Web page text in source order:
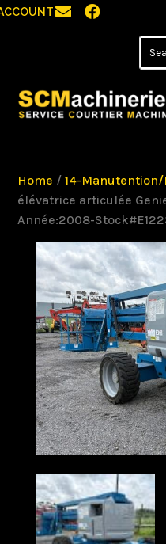
 
Home /14-
élévatrice articulée
Année:2008-